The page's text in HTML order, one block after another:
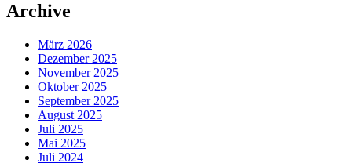
Archive
März 2026
Dezember 2025
November 2025
Oktober 2025
September 2025
August 2025
Juli 2025
Mai 2025
Juli 2024